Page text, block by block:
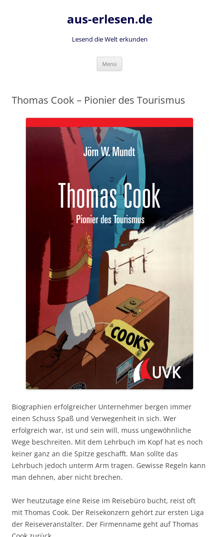
aus-erlesen.de
Lesend die Welt erkunden
Menü
Thomas Cook – Pionier des Tourismus
Biographien erfolgreicher Unternehmer bergen immer
einen Schuss Spaß und Verwegenheit in sich. Wer
erfolgreich war, ist und sein will, muss ungewöhnliche
Wege beschreiten. Mit dem Lehrbuch im Kopf hat es noch
keiner ganz an die Spitze geschafft. Man sollte das
Lehrbuch jedoch unterm Arm tragen. Gewisse Regeln kann
man dehnen, aber nicht brechen.
Wer heutzutage eine Reise im Reisebüro bucht, reist oft
mit Thomas Cook. Der Reisekonzern gehört zur ersten Liga
der Reiseveranstalter. Der Firmenname geht auf Thomas